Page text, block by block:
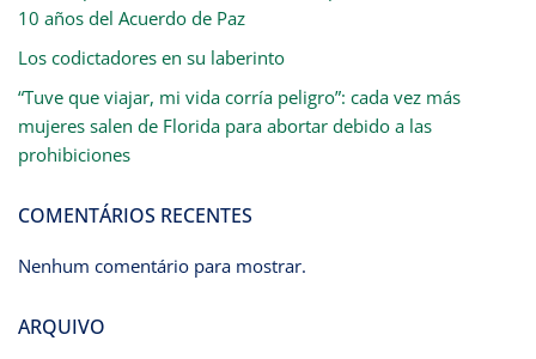
10 años del Acuerdo de Paz
Los codictadores en su laberinto
“Tuve que viajar, mi vida corría peligro”: cada vez más
mujeres salen de Florida para abortar debido a las
prohibiciones
COMENTÁRIOS RECENTES
Nenhum comentário para mostrar.
ARQUIVO